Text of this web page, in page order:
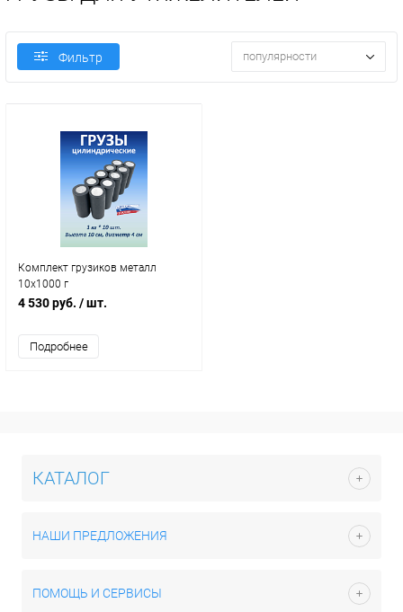
Фильтр популярности
Комплект грузиков металл
10х1000 г
4 530 руб. / шт.
Подробнее
КАТАЛОГ
НАШИ ПРЕДЛОЖЕНИЯ
ПОМОЩЬ И СЕРВИСЫ